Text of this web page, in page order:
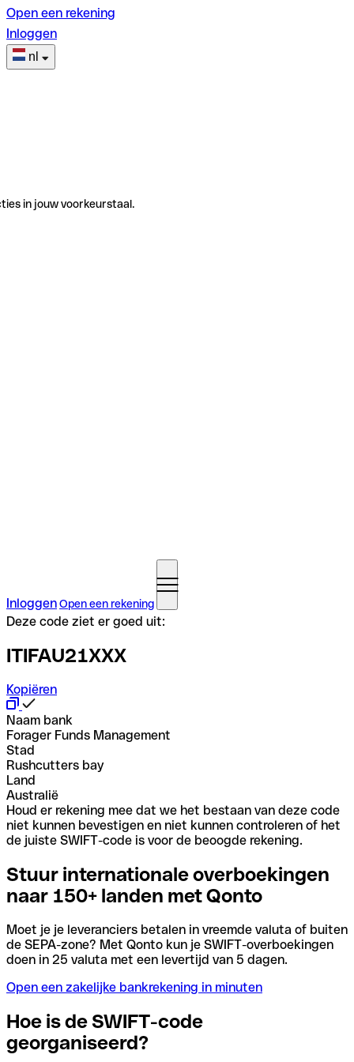
Open een rekening
Inloggen
nl
in jouw voorkeurstaal.
InloggenOpen een rekening
Deze code ziet er goed uit:
ITIFAU21XXX
Kopiëren
Naam bank
Forager Funds Management
Stad
Rushcutters bay
Land
Australië
Houd er rekening mee dat we het bestaan van deze code
niet kunnen bevestigen en niet kunnen controleren of het
de juiste SWIFT-code is voor de beoogde rekening.
Stuur internationale overboekingen
naar 150+ landen met Qonto
Moet je je leveranciers betalen in vreemde valuta of buiten
de SEPA-zone? Met Qonto kun je SWIFT-overboekingen
doen in 25 valuta met een levertijd van 5 dagen.
Open een zakelijke bankrekening in minuten
Hoe is de SWIFT-code
georganiseerd?